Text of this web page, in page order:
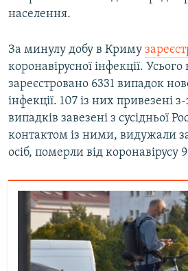
населення.
За минулу добу в Криму
коронавірусної інфекції.
зареєстровано 6331 випадок
інфекції. 107 із них привезені
випадків завезені з сусідньої
контактом із ними, видужали
осіб, померли від коронавірусу